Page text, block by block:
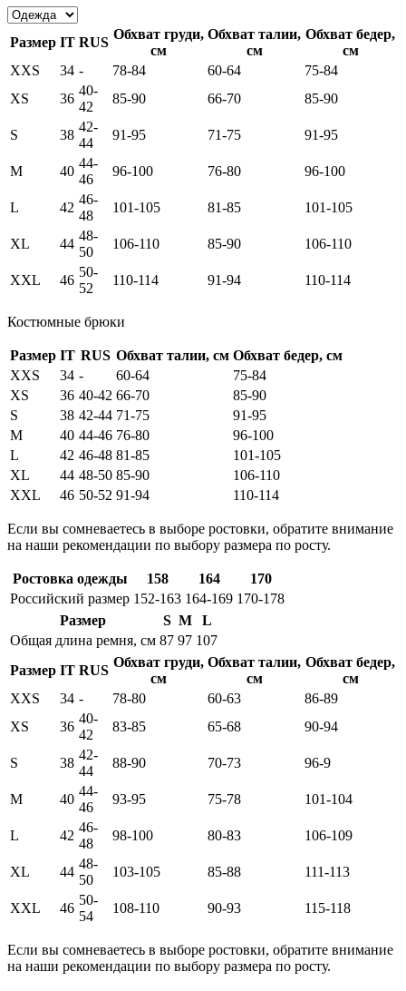
Размер IT RUS
Обхват груди,
см
Обхват талии,
см
Обхват бедер,
см
XXS
34 - 78-84 60-64
75-84
XS
36
40-
42
85-90 66-70 85-90
S 38
42-
44
91-95 71-75 91-95
M 40
44-
46
96-100 76-80 96-100
L 42
46-
48
101-105 81-85 101-105
XL 44
48-
50
106-110 85-90 106-110
XXL 46
50-
52
110-114 91-94 110-114
Костюмные брюки
Размер IT RUS Обхват талии, см Обхват бедер, см
XXS
34 - 60-64
75-84
XS
36 40-42 66-70
85-90
S
38 42-44 71-75
91-95
M
40 44-46 76-80
96-100
L
42 46-48 81-85
101-105
XL
44 48-50 85-90
106-110
XXL
46 50-52 91-94 110-114
Если вы сомневаетесь в выборе ростовки, обратите внимание
на наши рекомендации по выбору размера по росту.
Ростовка одежды 158 164
170
Российский размер 152-163 164-169 170-178
Размер
S M
L
Общая длина ремня, см 87 97 107
Размер IT RUS
Обхват груди,
см
Обхват талии,
см
Обхват бедер,
см
XXS
34 - 78-80 60-63
86-89
XS
36
40-
42
83-85 65-68 90-94
S 38
42-
44
88-90 70-73 96-9
M 40
44-
46
93-95 75-78 101-104
L 42
46-
48
98-100 80-83 106-109
XL 44
48-
50
103-105 85-88 111-113
XXL 46
50-
54
108-110 90-93 115-118
Если вы сомневаетесь в выборе ростовки, обратите внимание
на наши рекомендации по выбору размера по росту.